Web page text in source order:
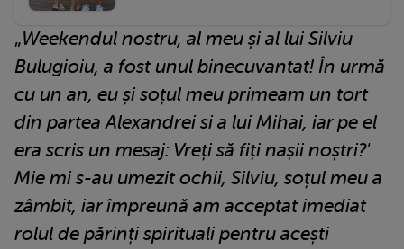
„Weekendul nostru, al meu și al lui Silviu
Bulugioiu, a fost unul binecuvantat! În urmă
cu un an, eu și soțul meu primeam un tort
din partea Alexandrei si a lui Mihai, iar pe el
era scris un mesaj: Vreți să fiți nașii noștri?'
Mie mi s-au umezit ochii, Silviu, soțul meu a
zâmbit, iar împreună am acceptat imediat
rolul de părinți spirituali pentru acești